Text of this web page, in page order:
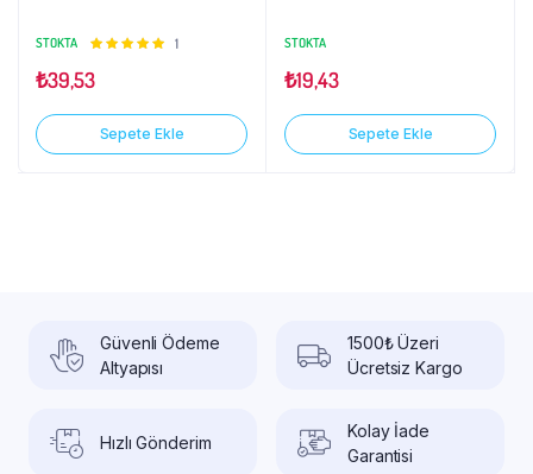
STOKTA
5
5.00
1
₺39,53
Sepete Ekle
STOKTA
₺19,43
Sepete Ekle
Güvenli Ödeme
Altyapısı
1500₺ Üzeri
Ücretsiz Kargo
Hızlı Gönderim
Kolay İade
Garantisi